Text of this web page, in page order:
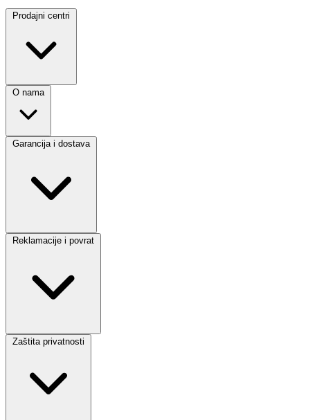
Prodajni centri
O nama
Garancija i dostava
Reklamacije i povrat
Zaštita privatnosti